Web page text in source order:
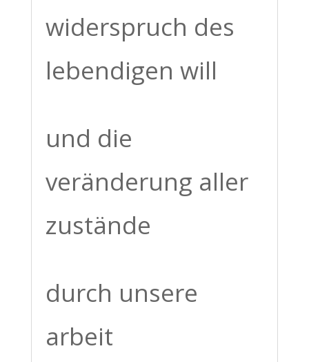
widerspruch des
lebendigen will
und die
veränderung aller
zustände
durch unsere
arbeit